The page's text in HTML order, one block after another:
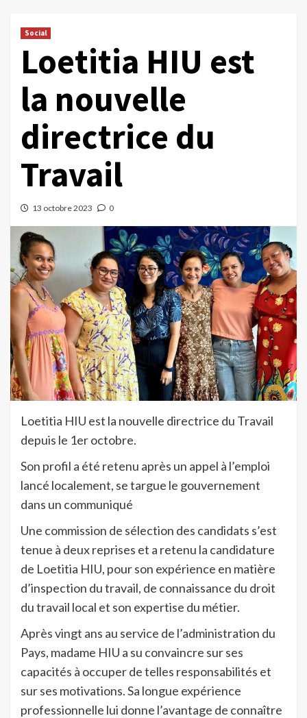
Social
Loetitia HIU est
la nouvelle
directrice du
Travail
13 octobre 2023 0
Loetitia HIU est la nouvelle directrice du Travail
depuis le 1er octobre.
Son profil a été retenu après un appel à l’emploi
lancé localement, se targue le gouvernement
dans un communiqué
Une commission de sélection des candidats s’est
tenue à deux reprises et a retenu la candidature
de Loetitia HIU, pour son expérience en matière
d’inspection du travail, de connaissance du droit
du travail local et son expertise du métier.
Après vingt ans au service de l’administration du
Pays, madame HIU a su convaincre sur ses
capacités à occuper de telles responsabilités et
sur ses motivations. Sa longue expérience
professionnelle lui donne l’avantage de connaître